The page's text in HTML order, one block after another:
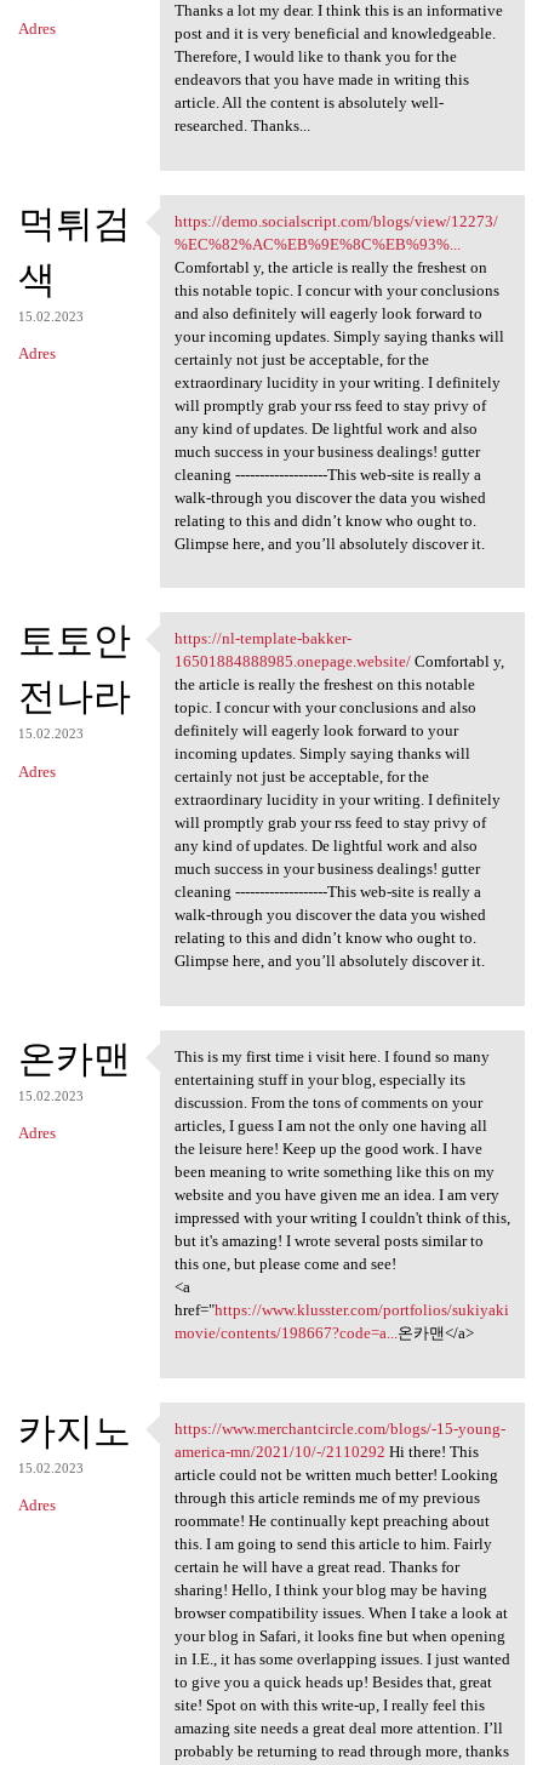
Adres
Thanks a lot my dear. I think this is an informative
post and it is very beneficial and knowledgeable.
Therefore, I would like to thank you for the
endeavors that you have made in writing this
article. All the content is absolutely well-
researched. Thanks...
먹튀검
색
15.02.2023
Adres
https://demo.socialscript.com
https://demo.socialscript.com/blogs/view/12273/
%EC%82%AC%EB%9E%8C%EB%93%...
Comfortabl y, the article is really the freshest on
this notable topic. I concur with your conclusions
and also definitely will eagerly look forward to
your incoming updates. Simply saying thanks will
certainly not just be acceptable, for the
extraordinary lucidity in your writing. I definitely
will promptly grab your rss feed to stay privy of
any kind of updates. De lightful work and also
much success in your business dealings! gutter
cleaning -------------------This web-site is really a
walk-through you discover the data you wished
relating to this and didn’t know who ought to.
Glimpse here, and you’ll absolutely discover it.
토토안
전나라
15.02.2023
Adres
https://nl-template-bakker
https://nl-template-bakker-
16501884888985.onepage.website/Comfortabl y,
the article is really the freshest on this notable
topic. I concur with your conclusions and also
definitely will eagerly look forward to your
incoming updates. Simply saying thanks will
certainly not just be acceptable, for the
extraordinary lucidity in your writing. I definitely
will promptly grab your rss feed to stay privy of
any kind of updates. De lightful work and also
much success in your business dealings! gutter
cleaning -------------------This web-site is really a
walk-through you discover the data you wished
relating to this and didn’t know who ought to.
Glimpse here, and you’ll absolutely discover it.
온카맨
15.02.2023
Adres
This is my first time i visit
This is my first time i visit here. I found so many
entertaining stuff in your blog, especially its
discussion. From the tons of comments on your
articles, I guess I am not the only one having all
the leisure here! Keep up the good work. I have
been meaning to write something like this on my
website and you have given me an idea. I am very
impressed with your writing I couldn't think of this,
but it's amazing! I wrote several posts similar to
this one, but please come and see!
<a
href="https://www.klusster.com/portfolios/sukiyaki
movie/contents/198667?code=a...온카맨</a>
카지노
15.02.2023
Adres
https://www.merchantcircle
https://www.merchantcircle.com/blogs/-15-young-
america-mn/2021/10/-/2110292 Hi there! This
article could not be written much better! Looking
through this article reminds me of my previous
roommate! He continually kept preaching about
this. I am going to send this article to him. Fairly
certain he will have a great read. Thanks for
sharing! Hello, I think your blog may be having
browser compatibility issues. When I take a look at
your blog in Safari, it looks fine but when opening
in I.E., it has some overlapping issues. I just wanted
to give you a quick heads up! Besides that, great
site! Spot on with this write-up, I really feel this
amazing site needs a great deal more attention. I’ll
probably be returning to read through more, thanks